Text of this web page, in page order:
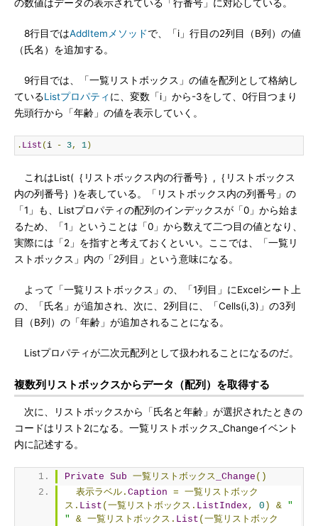
の数値はデータの表示されている「行番号」に対応している。
8行目ではAddItemメソッドで、「i」行目の2列目（B列）の値
（氏名）を追加する。
9行目では、「一覧リストボックス」の値を配列として格納し
ているListプロパティ に、変数「i」から-3をして、0行目つまり
先頭行から「年齢」の値を表示していく。
. List (i - 3, 1 )
これはList(｛リストボックス内の行番号｝,｛リストボックス
内の列番号｝)を表している。「リストボックス内の列番号」の
「1」も、Listプロパティの配列のインデックスが「0」から始ま
るため、「1」ということは「0」から数えて二つ目の値となり、
実際には「2」を指すと考えておくといい。ここでは、「一覧リ
ストボックス」内の「2列目」という意味になる。
よって「一覧リストボックス」の、「1列目」にExcelシート上
の、「氏名」が追加され、次に、2列目に、「Cells(i,3)」の3列
目（B列）の「年齢」が追加されることになる。
Listプロパティが二次元配列として扱われることになるのだ。
複数列リストボックスからデータ（配列）を取得する
次に、リストボックスから「氏名と年齢」が選択されたときの
コードはリスト2になる。一覧リストボックス_Changeイベント
内に記述する。
Private Sub 一覧リストボックス _Change ()
表示ラベル. Caption = 一覧リストボック
ス. List (一覧リストボックス. ListIndex , 0 ) &
"
"
& 一覧リストボックス. List (一覧リストボック